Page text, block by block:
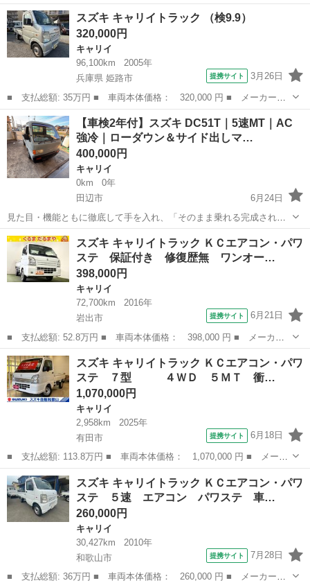
プ ✡️ ETC ✡️ ナビゲーション ✡️ テレビ(走行可) ✡️ ドラレコ(前
方) ✡️ バックカメラ ✡️ 純正LEDライト ✡️ 社外AW
和歌山 有田市 初島駅 キャリイ キャリー
スズキ キャリイトラック （検9.9）
320,000円
キャリイ
96,100km
2005年
兵庫県 姫路市
提携サイト 3月26日
■ 支払総額: 35万円 ■ 車両本体価格： 320,000 円 ■ メーカー
名： スズキ ■ 車種名： キャリイトラック ■ グレード名：
■ 排気量： 660cc ■ ドア枚数： 2D ■ ミッション： MT5速 ■...
兵庫 姫路市 キャリイ
【車検2年付】スズキ DC51T｜5速MT｜AC
強冷｜ローダウン＆サイド出しマ…
400,000円
キャリイ
0km
0年
田辺市
6月24日
見た目・機能ともに徹底して手を入れ、「そのまま乗れる完成された
一台」に仕上げました。 ■ 価格・取引条件（※必ず最初にお読みくだ
さい） • 総額：405,000円（税込） • 内容：車検2年取得費用、法定費
用、名義変更手数料...
和歌山 田辺市 キャリイ ミッション
スズキ キャリイトラック ＫＣエアコン・パワ
ステ 保証付き 修復歴無 ワンオー…
398,000円
キャリイ
72,700km
2016年
岩出市
提携サイト 6月21日
■ 支払総額: 52.8万円 ■ 車両本体価格： 398,000 円 ■ メーカー
名： スズキ ■ 車種名： キャリイトラック ■ グレード名： Ｋ
Ｃエアコン・パワステ 保証付き 修復歴無 ワンオーナー ５速Ｍ
Ｔ 三方開 ...
和歌山 岩出市 キャリイ
スズキ キャリイトラック ＫＣエアコン・パワ
ステ ７型 ４ＷＤ ５ＭＴ 衝…
1,070,000円
キャリイ
2,958km
2025年
有田市
提携サイト 6月18日
■ 支払総額: 113.8万円 ■ 車両本体価格： 1,070,000 円 ■ メーカ
ー名： スズキ ■ 車種名： キャリイトラック ■ グレード名：
ＫＣエアコン・パワステ ７型 ４ＷＤ ５ＭＴ 衝突軽減Ｂ
デュアル...
和歌山 有田市 キャリイ
スズキ キャリイトラック ＫＣエアコン・パワ
ステ ５速 エアコン パワステ 車…
260,000円
キャリイ
30,427km
2010年
和歌山市
提携サイト 7月28日
■ 支払総額: 36万円 ■ 車両本体価格： 260,000 円 ■ メーカー